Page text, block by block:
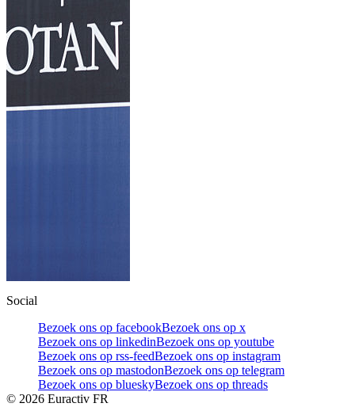
Social
Bezoek ons op facebookBezoek ons op x
Bezoek ons op linkedinBezoek ons op youtube
Bezoek ons op rss-feedBezoek ons op instagram
Bezoek ons op mastodonBezoek ons op telegram
Bezoek ons op blueskyBezoek ons op threads
© 2026 Euractiv FR